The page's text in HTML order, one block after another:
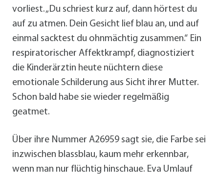
vorliest. „Du schriest kurz auf, dann hörtest du
auf zu atmen. Dein Gesicht lief blau an, und auf
einmal sacktest du ohnmächtig zusammen.“ Ein
respiratorischer Affektkrampf, diagnostiziert
die Kinderärztin heute nüchtern diese
emotionale Schilderung aus Sicht ihrer Mutter.
Schon bald habe sie wieder regelmäßig
geatmet.
Über ihre Nummer A26959 sagt sie, die Farbe sei
inzwischen blassblau, kaum mehr erkennbar,
wenn man nur flüchtig hinschaue. Eva Umlauf